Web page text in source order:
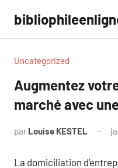
contenu
Uncategorized
Augmentez
marché avec
par Louise KESTEL
La domiciliation